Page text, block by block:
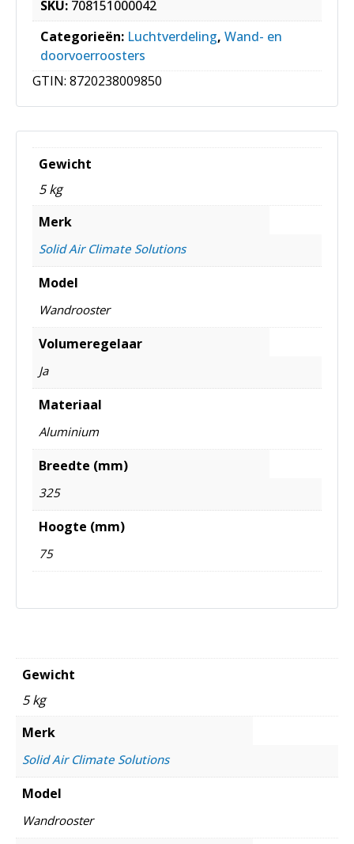
SKU: 708151000042
Categorieën: Luchtverdeling, Wand- en
doorvoerroosters
GTIN: 8720238009850
Gewicht
5 kg
Merk
Solid Air Climate Solutions
Model
Wandrooster
Volumeregelaar
Ja
Materiaal
Aluminium
Breedte (mm)
325
Hoogte (mm)
75
Gewicht
5 kg
Merk
Solid Air Climate Solutions
Model
Wandrooster